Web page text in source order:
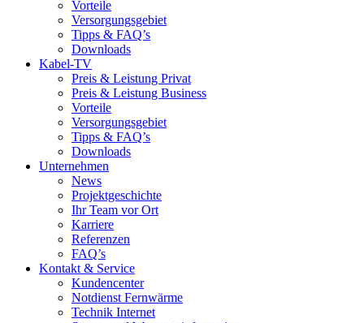
Vorteile
Versorgungsgebiet
Tipps & FAQ’s
Downloads
Kabel-TV
Preis & Leistung Privat
Preis & Leistung Business
Vorteile
Versorgungsgebiet
Tipps & FAQ’s
Downloads
Unternehmen
News
Projektgeschichte
Ihr Team vor Ort
Karriere
Referenzen
FAQ’s
Kontakt & Service
Kundencenter
Notdienst Fernwärme
Technik Internet